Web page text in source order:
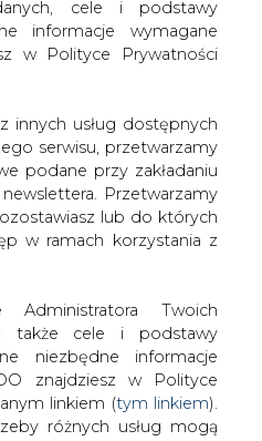
cele i podstawy
informacje wymagane
w Polityce Prywatności
innych usług dostępnych
serwisu, przetwarzamy
podane przy zakładaniu
Przetwarzamy
lub do których
w ramach korzystania z
Administratora Twoich
także cele i podstawy
niezbędne informacje
znajdziesz w Polityce
linkiem (tym linkiem).
różnych usług mogą
CIRE
Czech zgodni ws.
po wypadku w kopalni
drukuj
skomentuj
udostępnij: